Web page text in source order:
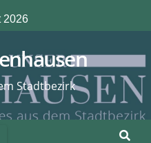
2026
Stadtbezirk